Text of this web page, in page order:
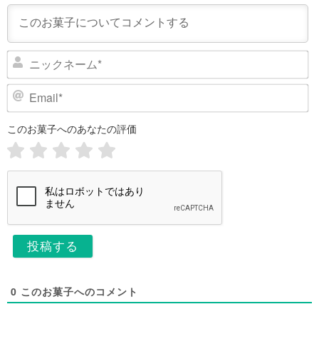
ク
E
このお菓子へのあなたの評価
0 このお菓子へのコメント